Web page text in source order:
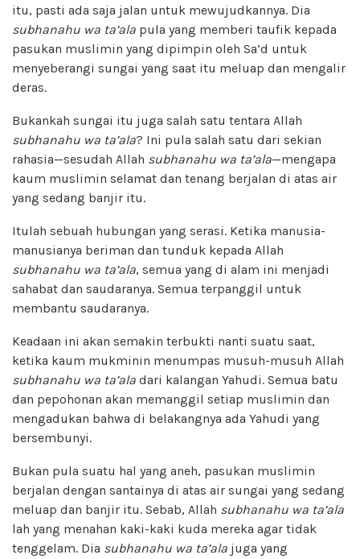
itu, pasti ada saja jalan untuk mewujudkannya. Dia
subhanahu wa ta’ala pula yang memberi taufik kepada
pasukan muslimin yang dipimpin oleh Sa’d untuk
menyeberangi sungai yang saat itu meluap dan mengalir
deras.
Bukankah sungai itu juga salah satu tentara Allah
subhanahu wa ta’ala? Ini pula salah satu dari sekian
rahasia—sesudah Allah subhanahu wa ta’ala—mengapa
kaum muslimin selamat dan tenang berjalan di atas air
yang sedang banjir itu.
Itulah sebuah hubungan yang serasi. Ketika manusia-
manusianya beriman dan tunduk kepada Allah
subhanahu wa ta’ala, semua yang di alam ini menjadi
sahabat dan saudaranya. Semua terpanggil untuk
membantu saudaranya.
Keadaan ini akan semakin terbukti nanti suatu saat,
ketika kaum mukminin menumpas musuh-musuh Allah
subhanahu wa ta’ala dari kalangan Yahudi. Semua batu
dan pepohonan akan memanggil setiap muslimin dan
mengadukan bahwa di belakangnya ada Yahudi yang
bersembunyi.
Bukan pula suatu hal yang aneh, pasukan muslimin
berjalan dengan santainya di atas air sungai yang sedang
meluap dan banjir itu. Sebab, Allah subhanahu wa ta’ala
lah yang menahan kaki-kaki kuda mereka agar tidak
tenggelam. Dia subhanahu wa ta’ala juga yang